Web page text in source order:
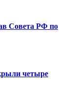
Совета РФ по
четыре